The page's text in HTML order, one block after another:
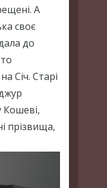
А
своє
до
Січ. Старі
Кошеві,
прізвища,